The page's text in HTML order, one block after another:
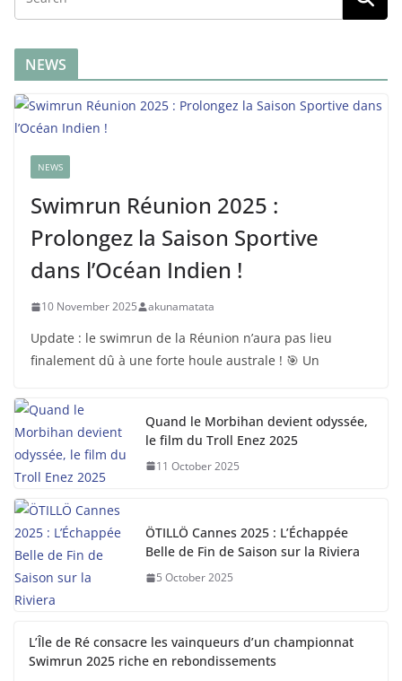
NEWS
NEWS
Swimrun Réunion 2025 :
Prolongez la Saison Sportive
dans l’Océan Indien !
10 November 2025 akunamatata
Update : le swimrun de la Réunion n’aura pas lieu
finalement dû à une forte houle australe ! 🎯 Un
Quand le Morbihan devient odyssée,
le film du Troll Enez 2025
11 October 2025
ÖTILLÖ Cannes 2025 : L’Échappée
Belle de Fin de Saison sur la Riviera
5 October 2025
L’Île de Ré consacre les vainqueurs d’un championnat
Swimrun 2025 riche en rebondissements